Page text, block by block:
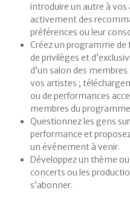
introduire un autre à
activement des
préférences ou leur
Créez un programme de
de privilèges et
d’un salon des
vos artistes ;
ou de performances
membres du
Questionnez les gens
performance et
un événement à venir.
Développez un thème
concerts ou les
s’abonner.